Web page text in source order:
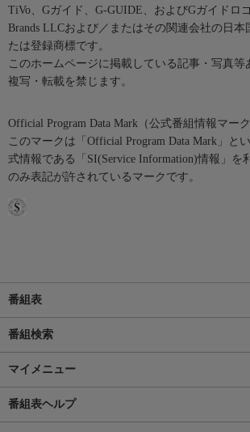
TiVo、Gガイド、G-GUIDE、およびGガイドロ
Brands LLCおよび／またはその関連会社の日本
たは登録商標です。
このホームページに掲載している記事・写真等
複写・転載を禁じます。
Official Program Data Mark（公式番組情報マーク
このマークは「Official Program Data Mark」と
式情報である「SI(Service Information)情報」を
のみ表記が許されているマークです。
番組表
番組検索
マイメニュー
番組表ヘルプ